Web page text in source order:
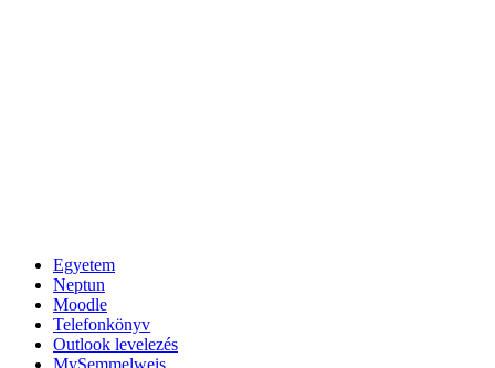
Egyetem
Neptun
Moodle
Telefonkönyv
Outlook levelezés